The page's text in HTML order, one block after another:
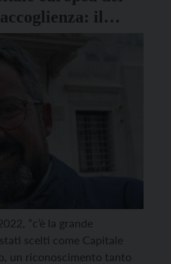
il
Ianeselli per il
“c’è la grande
scelti come Capitale
un riconoscimento tanto